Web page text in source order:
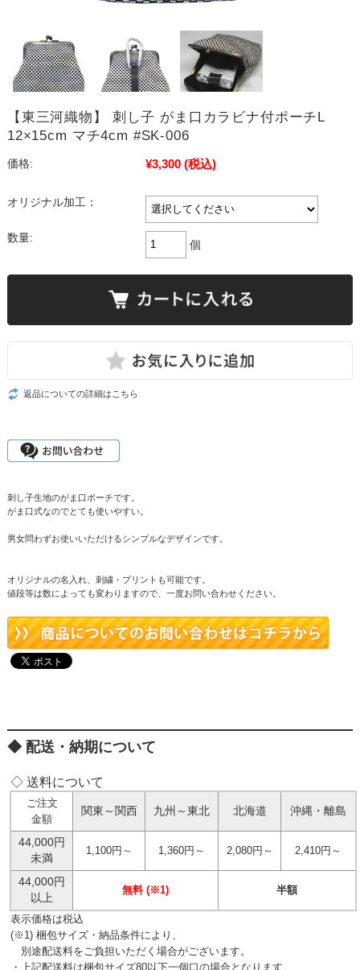
【東三河織物】 刺し子 がま口カラビナ付ポーチL
12×15cm マチ4cm #SK-006
価格: ¥3,300 (税込)
オリジナル加工：
数量:
個
返品についての詳細はこちら
刺し子生地のがま口ポーチです。
がま口式なのでとても使いやすい。
男女問わずお使いいただけるシンプルなデザインです。
オリジナルの名入れ、刺繍・プリントも可能です。
値段等は数によっても変わりますので、一度お問い合わせください。
配送・納期について
◇ 送料について
ご注文
金額
関東～関西 九州～東北 北海道 沖縄・離島
44,000円
未満
1,100円～ 1,360円～ 2,080円～ 2,410円～
44,000円
以上
無料 (※1) 半額
表示価格は税込
(※1) 梱包サイズ・納品条件により、
別途配送料をご負担いただく場合がございます。
・上記配送料は梱包サイズ80以下一個口の場合となります。